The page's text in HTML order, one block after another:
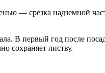
— срезка надземной
В первый год после
сохраняет листву.